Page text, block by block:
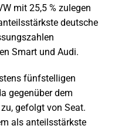
mit 25,5 % zulegen
deutsche
Smart und Audi.
fünfstelligen
gegenüber dem
gefolgt von Seat.
als anteilsstärkste